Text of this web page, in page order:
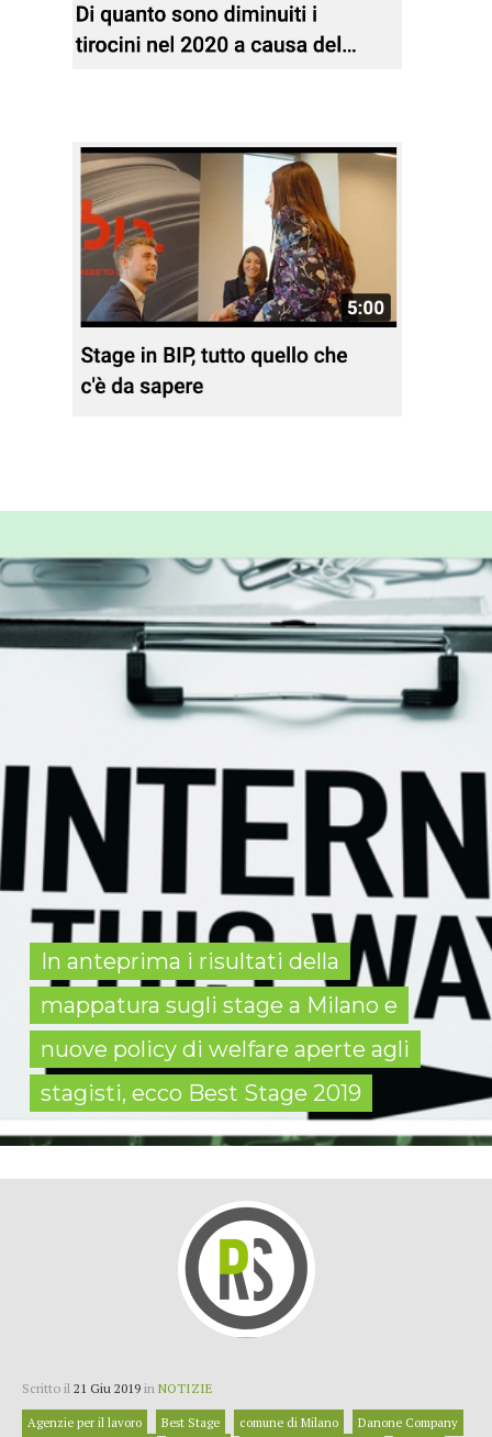
In anteprima i risultati della
mappatura sugli stage a Milano e
nuove policy di welfare aperte agli
stagisti, ecco Best Stage 2019
Scritto il 21 Giu 2019 in NOTIZIE
Agenzie per il lavoro Best Stage comune di Milano
Danone Company